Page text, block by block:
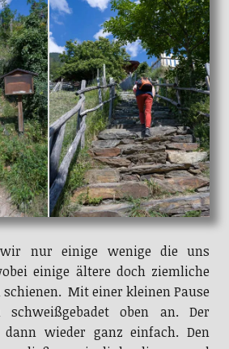
wir nur einige wenige die uns
einige ältere doch ziemliche
schienen. Mit einer kleinen Pause
oben an. Der
wieder ganz einfach. Den